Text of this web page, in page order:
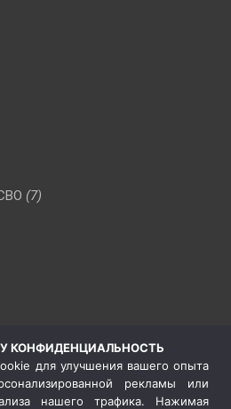
(7)
КОНФИДЕНЦИАЛЬНОСТЬ
для улучшения вашего опыта
рекламы или
нашего трафика. Нажимая